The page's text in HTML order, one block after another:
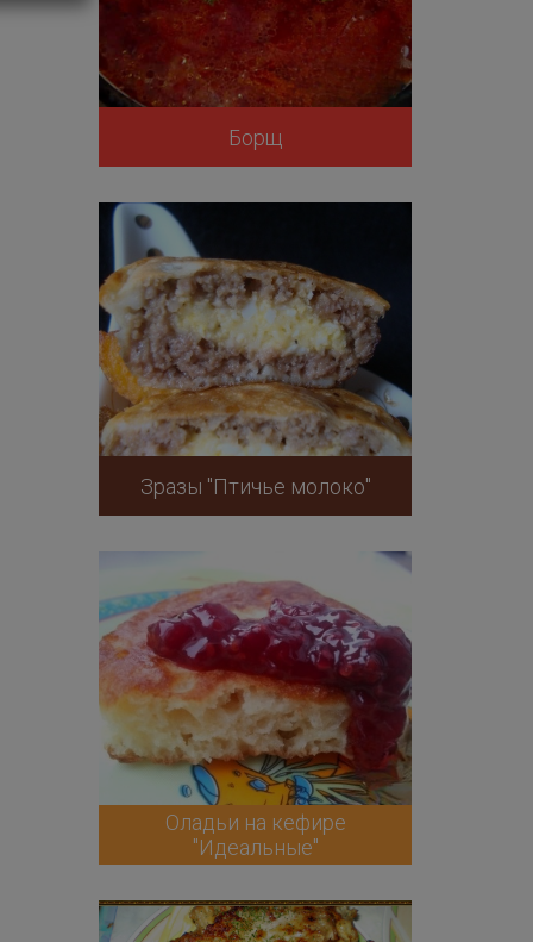
Борщ
Зразы "Птичье молоко"
Оладьи на кефире
"Идеальные"